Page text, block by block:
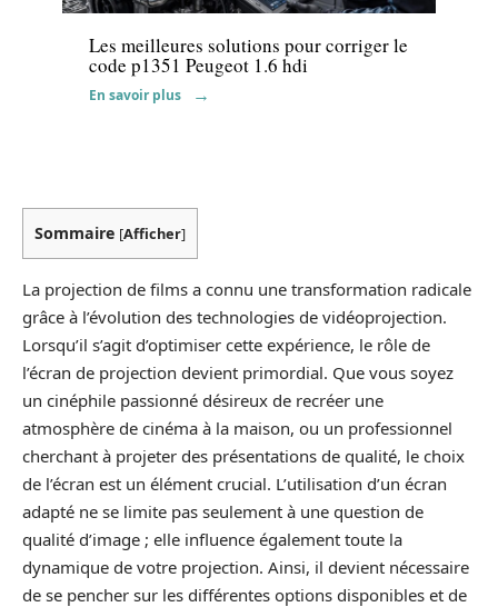
Les meilleures solutions pour corriger le
code p1351 Peugeot 1.6 hdi
En savoir plus
Sommaire [Afficher]
La projection de films a connu une transformation radicale
grâce à l’évolution des technologies de vidéoprojection.
Lorsqu’il s’agit d’optimiser cette expérience, le rôle de
l’écran de projection devient primordial. Que vous soyez
un cinéphile passionné désireux de recréer une
atmosphère de cinéma à la maison, ou un professionnel
cherchant à projeter des présentations de qualité, le choix
de l’écran est un élément crucial. L’utilisation d’un écran
adapté ne se limite pas seulement à une question de
qualité d’image ; elle influence également toute la
dynamique de votre projection. Ainsi, il devient nécessaire
de se pencher sur les différentes options disponibles et de